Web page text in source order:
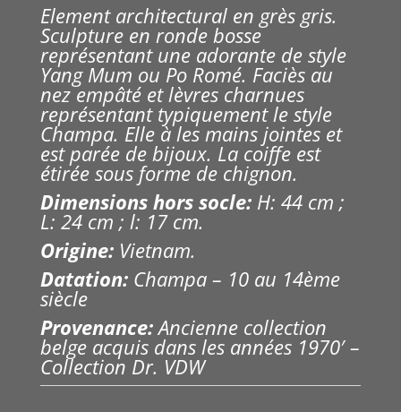
Element architectural en grès gris.
Sculpture en ronde bosse
représentant une adorante de style
Yang Mum ou Po Romé. Faciès au
nez empâté et lèvres charnues
représentant typiquement le style
Champa. Elle à les mains jointes et
est parée de bijoux. La coiffe est
étirée sous forme de chignon.
Dimensions hors socle:H: 44 cm ;
L: 24 cm ; l: 17 cm.
Origine:Vietnam.
Datation:Champa – 10 au 14ème
siècle
Provenance:Ancienne collection
belge acquis dans les années 1970′ –
Collection Dr. VDW